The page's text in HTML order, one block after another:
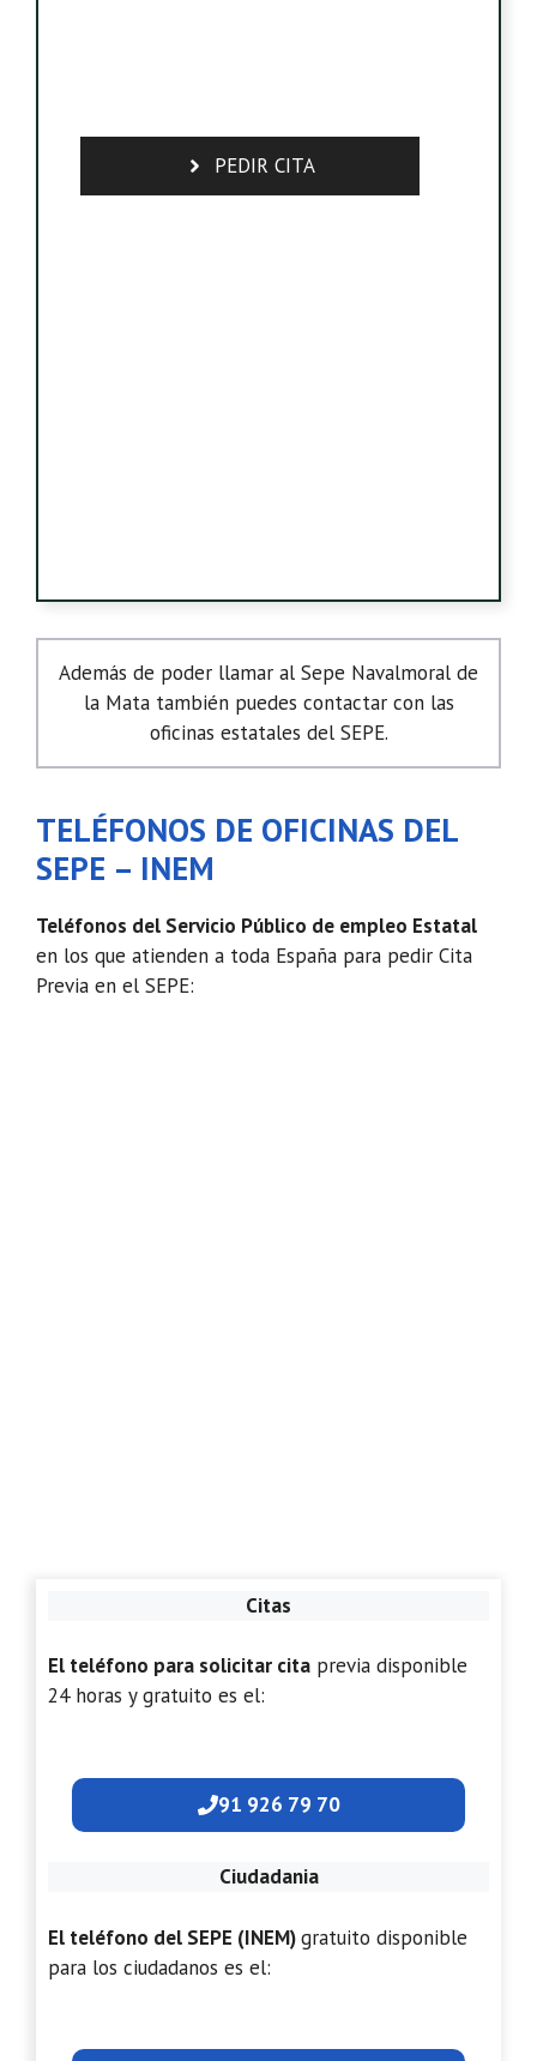
PEDIR CITA
Además de poder llamar al Sepe Navalmoral de
la Mata también puedes contactar con las
oficinas estatales del SEPE.
TELÉFONOS DE OFICINAS DEL
SEPE – INEM
Teléfonos del Servicio Público de empleo Estatal
en los que atienden a toda España para pedir Cita
Previa en el SEPE:
Citas
El teléfono para solicitar cita previa disponible
24 horas y gratuito es el:
91 926 79 70
Ciudadania
El teléfono del SEPE (INEM)gratuito disponible
para los ciudadanos es el: